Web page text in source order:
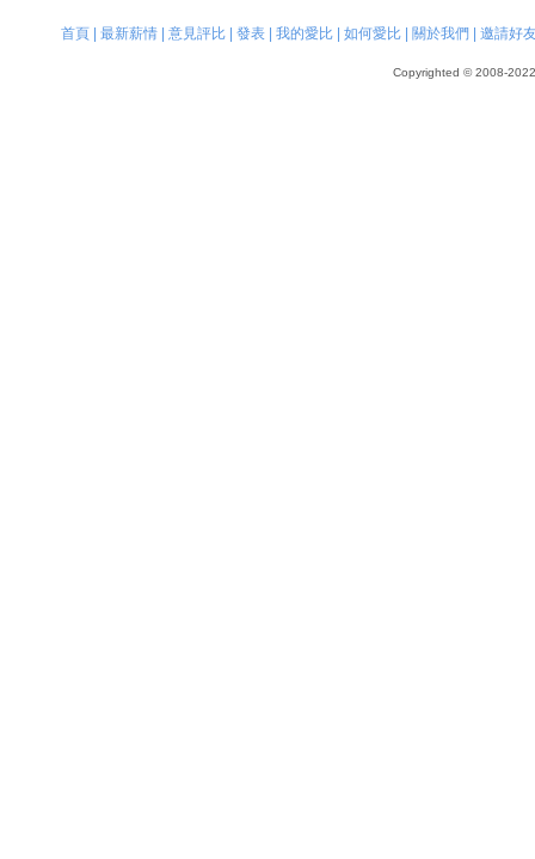
首頁| 最新薪情| 意見評比| 發表| 我的愛比| 如何愛比| 關於我們 邀請好
Copyrighted © 2008-